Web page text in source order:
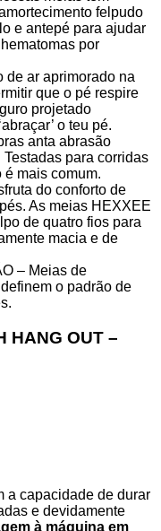
felpudo
e antepé para ajudar
por
de ar aprimorado na
que o pé respire
projetado
o teu pé.
anta abrasão
para corridas
mais comum.
do conforto de
As meias HEXXEE
de quatro fios para
macia e de
– Meias de
o padrão de
HANG OUT –
a capacidade de durar
e devidamente
à máquina em